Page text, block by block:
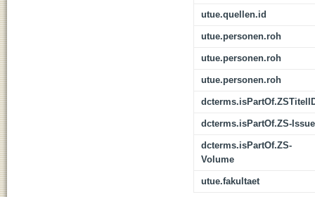
utue.quellen.id
utue.personen.roh
utue.personen.roh
utue.personen.roh
dcterms.isPartOf.ZS-Issue
dcterms.isPartOf.ZS-
Volume
utue.fakultaet